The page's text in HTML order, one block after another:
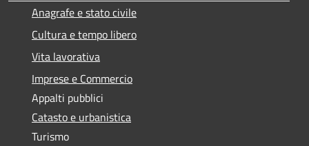
Anagrafe e stato civile
Cultura e tempo libero
Vita lavorativa
Imprese e Commercio
Appalti pubblici
Catasto e urbanistica
Turismo